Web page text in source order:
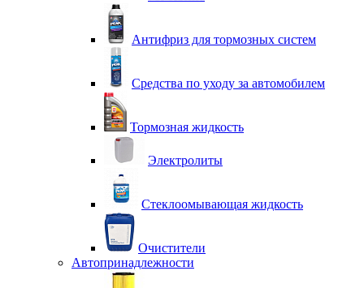
Антифриз для тормозных систем
Средства по уходу за автомобилем
Тормозная жидкость
Электролиты
Стеклоомывающая жидкость
Очистители
Автопринадлежности